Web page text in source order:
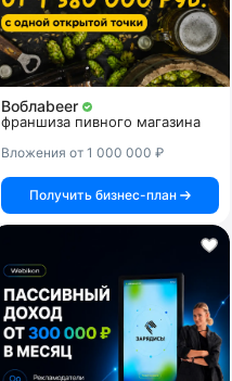
Воблаbeer
франшиза пивного магазина
Вложения от 1 000 000 ₽
Получить бизнес-план